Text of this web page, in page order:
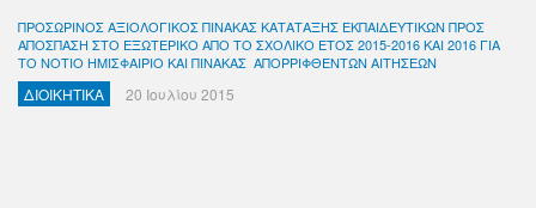
ΠΡΟΣΩΡΙΝΟΣ ΑΞΙΟΛΟΓΙΚΟΣ ΠΙΝΑΚΑΣ ΚΑΤΑΤΑΞΗΣ ΕΚΠΑΙΔΕΥΤΙΚΩΝ ΠΡΟΣ
ΑΠΟΣΠΑΣΗ ΣΤΟ ΕΞΩΤΕΡΙΚΟ ΑΠΟ ΤΟ ΣΧΟΛΙΚΟ ΕΤΟΣ 2015-2016 ΚΑΙ 2016 ΓΙΑ
ΤΟ ΝΟΤΙΟ ΗΜΙΣΦΑΙΡΙΟ ΚΑΙ ΠΙΝΑΚΑΣ ΑΠΟΡΡΙΦΘΕΝΤΩΝ ΑΙΤΗΣΕΩΝ
ΔΙΟΙΚΗΤΙΚΑ 20 Ιουλίου 2015